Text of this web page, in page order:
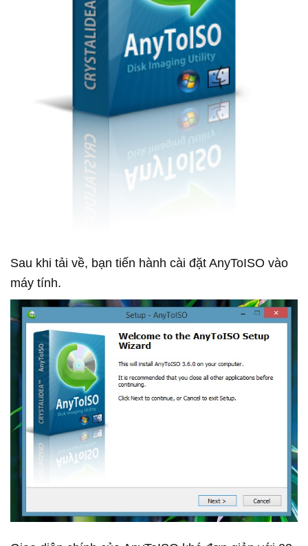
Sau khi tải về, bạn tiến hành cài đặt AnyToISO vào
máy tính.